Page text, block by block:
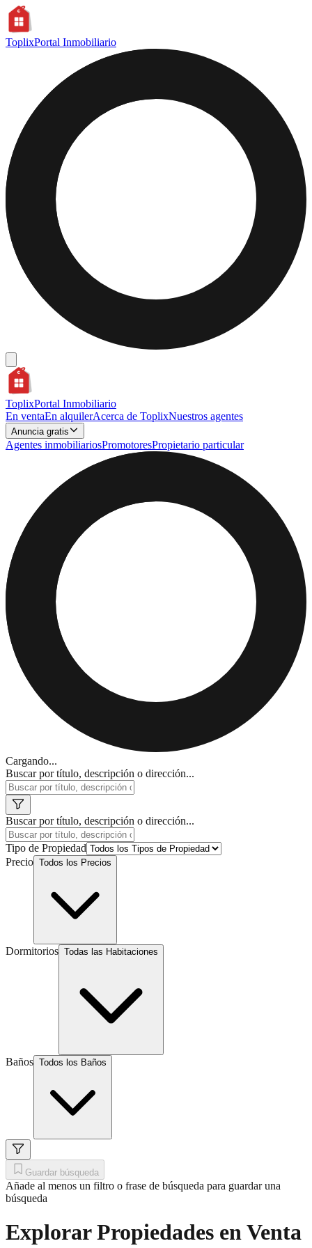
ToplixPortal Inmobiliario
ToplixPortal Inmobiliario
En ventaEn alquilerAcerca de ToplixNuestros agentes
Anuncia gratis
Agentes inmobiliariosPromotoresPropietario particular
Cargando...
Buscar por título, descripción o dirección...
Buscar por título, descripción o dirección...
Tipo de Propiedad
Precio Todos los Precios
Dormitorios Todas las Habitaciones
Baños Todos los Baños
Guardar búsqueda
Añade al menos un filtro o frase de búsqueda para guardar una
búsqueda
Explorar Propiedades en Venta